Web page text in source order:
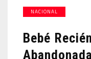
NACIONAL
Bebé